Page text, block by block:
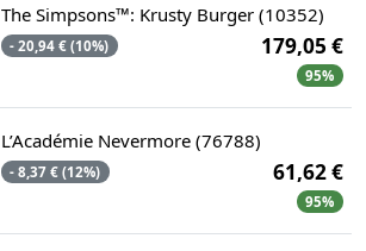
The Simpsons™: Krusty Burger (10352)
- 20,94 € (10%) 179,05 €
95%
L’Académie Nevermore (76788)
- 8,37 € (12%) 61,62 €
95%